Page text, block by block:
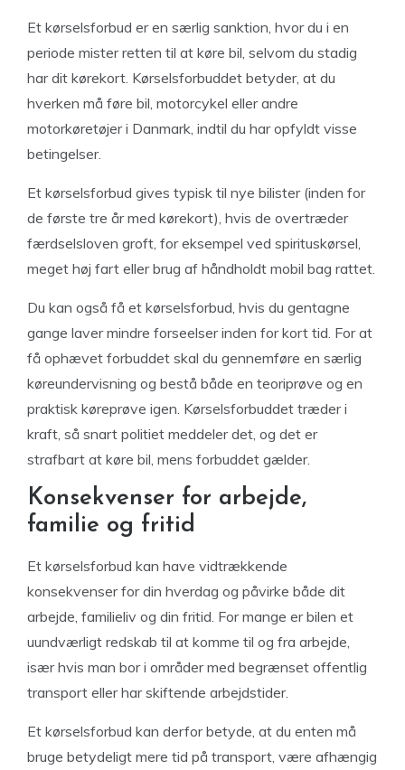
Et kørselsforbud er en særlig sanktion, hvor du i en
periode mister retten til at køre bil, selvom du stadig
har dit kørekort. Kørselsforbuddet betyder, at du
hverken må føre bil, motorcykel eller andre
motorkøretøjer i Danmark, indtil du har opfyldt visse
betingelser.
Et kørselsforbud gives typisk til nye bilister (inden for
de første tre år med kørekort), hvis de overtræder
færdselsloven groft, for eksempel ved spirituskørsel,
meget høj fart eller brug af håndholdt mobil bag rattet.
Du kan også få et kørselsforbud, hvis du gentagne
gange laver mindre forseelser inden for kort tid. For at
få ophævet forbuddet skal du gennemføre en særlig
køreundervisning og bestå både en teoriprøve og en
praktisk køreprøve igen. Kørselsforbuddet træder i
kraft, så snart politiet meddeler det, og det er
strafbart at køre bil, mens forbuddet gælder.
Konsekvenser for arbejde,
familie og fritid
Et kørselsforbud kan have vidtrækkende
konsekvenser for din hverdag og påvirke både dit
arbejde, familieliv og din fritid. For mange er bilen et
uundværligt redskab til at komme til og fra arbejde,
især hvis man bor i områder med begrænset offentlig
transport eller har skiftende arbejdstider.
Et kørselsforbud kan derfor betyde, at du enten må
bruge betydeligt mere tid på transport, være afhængig